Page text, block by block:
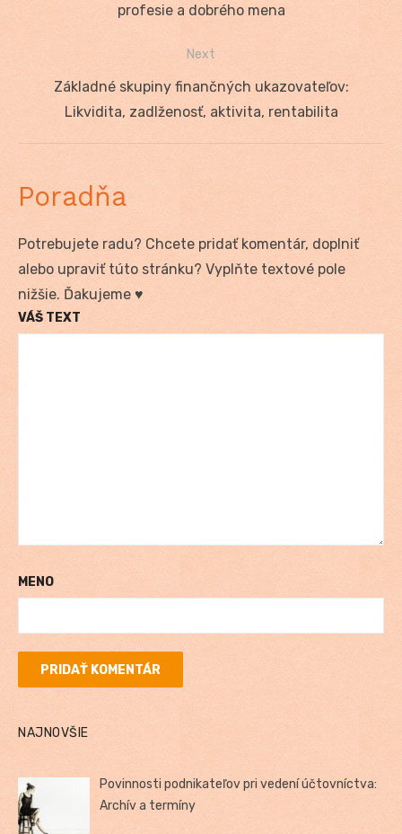
profesie a dobrého mena
Next
NextZákladné skupiny finančných ukazovateľov:
Likvidita, zadlženosť, aktivita, rentabilita
Poradňa
Potrebujete radu? Chcete pridať komentár, doplniť
alebo upraviť túto stránku? Vyplňte textové pole
nižšie. Ďakujeme ♥
VÁŠ TEXT
MENO
NAJNOVŠIE
Povinnosti podnikateľov pri vedení účtovníctva:
Archív a termíny